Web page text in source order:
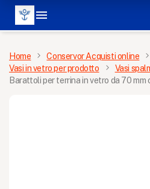

MENÙ
Home Conservor Acquisti online
Vasi in vetro per prodotto
Vasi
Barattoli per terrina in vetro da 70 mm